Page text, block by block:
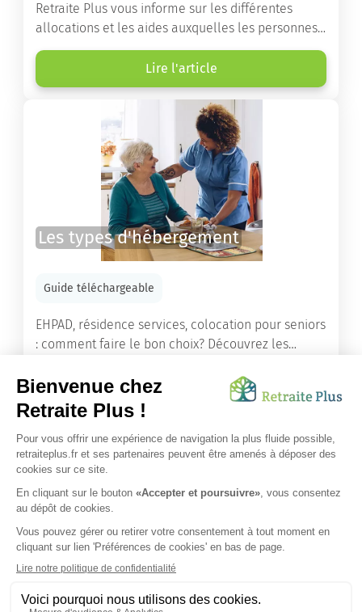
Retraite Plus vous informe sur les différentes
allocations et les aides auxquelles les personnes
âgées ont droit pour financer un séjour en maison
de retraite ou un maintien à domicile.
Lire l'article
Les types d'hébergement
Guide téléchargeable
EHPAD, résidence services, colocation pour seniors
: comment faire le bon choix? Découvrez les
ainés.
Lire l'article
Vous avez besoin d’une aide de nos équipes ?
Obtenir les tarifs & disponibilités
SUIVEZ-NOUS SUR :